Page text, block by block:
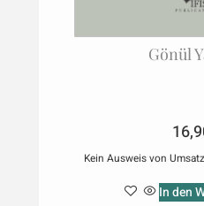
Gönül
Kein Ausweis von
In den